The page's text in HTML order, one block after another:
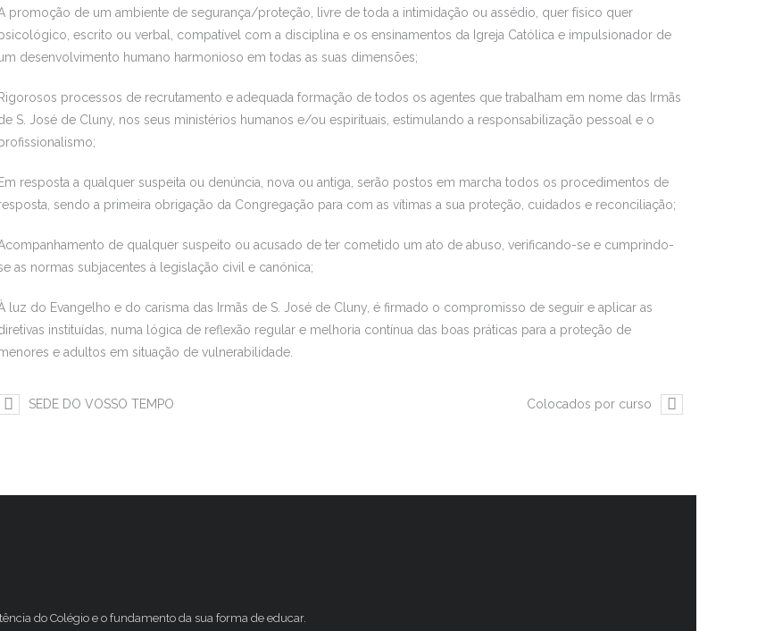
promoção de um ambiente de segurança/proteção, livre de toda a intimidação ou assédio, quer físico quer
escrito ou verbal, compatível com a disciplina e os ensinamentos da Igreja Católica e impulsionador de
desenvolvimento humano harmonioso em todas as suas dimensões;
Rigorosos processos de recrutamento e adequada formação de todos os agentes que trabalham em nome das Irmãs
S. José de Cluny, nos seus ministérios humanos e/ou espirituais, estimulando a responsabilização pessoal e o
Em resposta a qualquer suspeita ou denúncia, nova ou antiga, serão postos em marcha todos os procedimentos de
sendo a primeira obrigação da Congregação para com as vítimas a sua proteção, cuidados e reconciliação;
de qualquer suspeito ou acusado de ter cometido um ato de abuso, verificando-se e cumprindo-
as normas subjacentes à legislação civil e canónica;
luz do Evangelho e do carisma das Irmãs de S. José de Cluny, é firmado o compromisso de seguir e aplicar as
instituídas, numa lógica de reflexão regular e melhoria contínua das boas práticas para a proteção de
e adultos em situação de vulnerabilidade.
SEDE DO VOSSO TEMPO Colocados por curso
do Colégio e o fundamento da sua forma de educar.